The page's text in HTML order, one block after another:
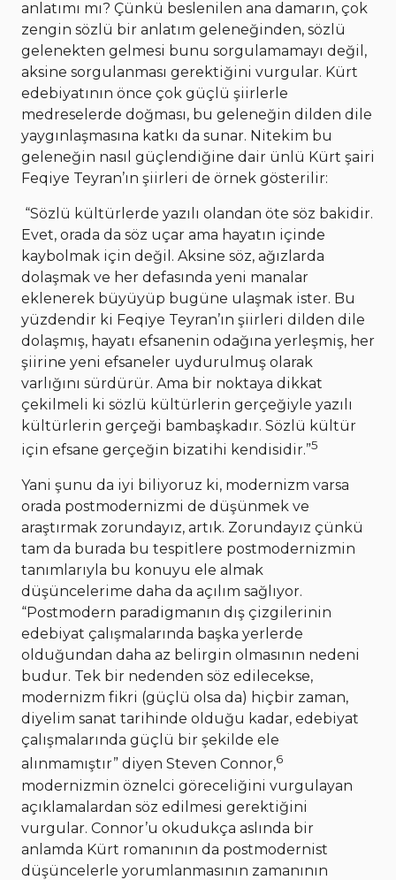
anlatımı mı? Çünkü beslenilen ana damarın, çok
zengin sözlü bir anlatım geleneğinden, sözlü
gelenekten gelmesi bunu sorgulamamayı değil,
aksine sorgulanması gerektiğini vurgular. Kürt
edebiyatının önce çok güçlü şiirlerle
medreselerde doğması, bu geleneğin dilden dile
yaygınlaşmasına katkı da sunar. Nitekim bu
geleneğin nasıl güçlendiğine dair ünlü Kürt şairi
Feqiye Teyran’ın şiirleri de örnek gösterilir:
“Sözlü kültürlerde yazılı olandan öte söz bakidir.
Evet, orada da söz uçar ama hayatın içinde
kaybolmak için değil. Aksine söz, ağızlarda
dolaşmak ve her defasında yeni manalar
eklenerek büyüyüp bugüne ulaşmak ister. Bu
yüzdendir ki Feqiye Teyran’ın şiirleri dilden dile
dolaşmış, hayatı efsanenin odağına yerleşmiş, her
şiirine yeni efsaneler uydurulmuş olarak
varlığını sürdürür. Ama bir noktaya dikkat
çekilmeli ki sözlü kültürlerin gerçeğiyle yazılı
kültürlerin gerçeği bambaşkadır. Sözlü kültür
için efsane gerçeğin bizatihi kendisidir.”5
Yani şunu da iyi biliyoruz ki, modernizm varsa
orada postmodernizmi de düşünmek ve
araştırmak zorundayız, artık. Zorundayız çünkü
tam da burada bu tespitlere postmodernizmin
tanımlarıyla bu konuyu ele almak
düşüncelerime daha da açılım sağlıyor.
“Postmodern paradigmanın dış çizgilerinin
edebiyat çalışmalarında başka yerlerde
olduğundan daha az belirgin olmasının nedeni
budur. Tek bir nedenden söz edilecekse,
modernizm fikri (güçlü olsa da) hiçbir zaman,
diyelim sanat tarihinde olduğu kadar, edebiyat
çalışmalarında güçlü bir şekilde ele
alınmamıştır” diyen Steven Connor,6
modernizmin öznelci göreceliğini vurgulayan
açıklamalardan söz edilmesi gerektiğini
vurgular. Connor’u okudukça aslında bir
anlamda Kürt romanının da postmodernist
düşüncelerle yorumlanmasının zamanının